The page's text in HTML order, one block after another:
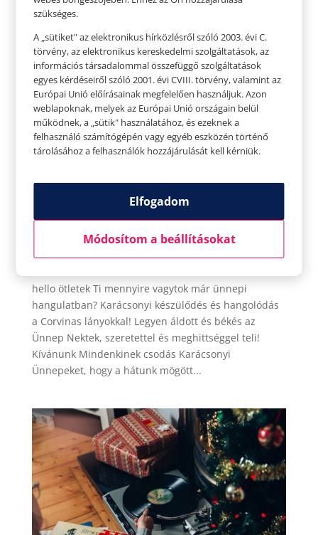
Ti mennyire vagytok már ünnepi hangulatban?
Karácsonyi készülődés és hangolódás a
HelloPlazaEeltoltoUser|dec 17, 2021
Ötletek,hello,Hello Ötletek Videó
hello ötletek Ti mennyire vagytok már ünnepi
hangulatban? Karácsonyi készülődés és hangolódás
a Corvinas lányokkal! Legyen áldott és békés az
Ünnep Nektek, szeretettel és meghittséggel teli!
Kívánunk Mindenkinek csodás Karácsonyi
Ünnepeket, hogy a hátunk mögött...
szükséges.
A „sütiket" az elektronikus hírközlésről szóló 2003. évi C.
törvény, az elektronikus kereskedelmi szolgáltatások, az
információs társadalommal összefüggő szolgáltatások
egyes kérdéseiről szóló 2001. évi CVIII. törvény, valamint az
Európai Unió előírásainak megfelelően használjuk. Azon
weblapoknak, melyek az Európai Unió országain belül
működnek, a „sütik" használatához, és ezeknek a
felhasználó számítógépén vagy egyéb eszközén történő
tárolásához a felhasználók hozzájárulását kell kérniük.
Elfogadom
Módosítom a beállításokat